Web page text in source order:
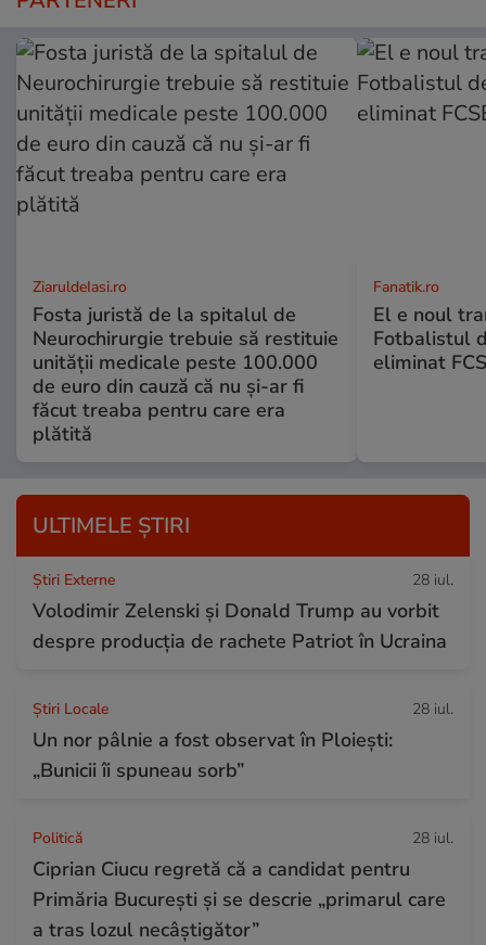
ZiaruldeIasi.ro
Fosta juristă de la spitalul de
Neurochirurgie trebuie să restituie
unității medicale peste 100.000
de euro din cauză că nu și-ar fi
făcut treaba pentru care era
plătită
Fanatik.ro
El e noul
Fotbalistul
eliminat
ULTIMELE ȘTIRI
Știri Externe 28 iul.
Volodimir Zelenski și Donald Trump au vorbit
despre producția de rachete Patriot în Ucraina
Știri Locale 28 iul.
Un nor pâlnie a fost observat în Ploiești:
„Bunicii îi spuneau sorb”
Politică 28 iul.
Ciprian Ciucu regretă că a candidat pentru
Primăria București și se descrie „primarul care
a tras lozul necâștigător”